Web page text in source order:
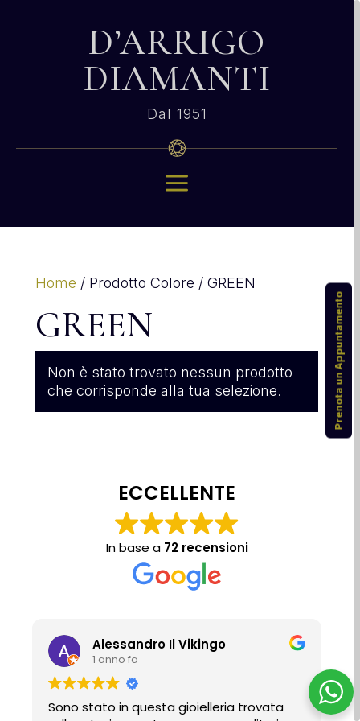
D’ARRIGO
DIAMANTI
Dal 1951
a
Home / Prodotto Colore / GREEN
GREEN
Non è stato trovato nessun prodotto
che corrisponde alla tua selezione.
ECCELLENTE
In base a 72 recensioni
Alessandro Il Vikingo
1 anno fa
Sono stato in questa gioielleria trovata
Prenota un Appuntamento